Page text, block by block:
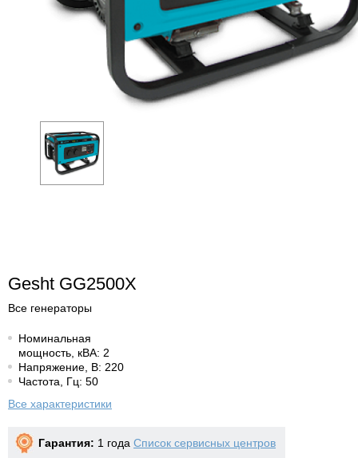
Gesht GG2500X
Все генераторы
Номинальная
мощность, кВА: 2
Напряжение, В: 220
Частота, Гц: 50
Все характеристики
Гарантия: 1 года Список сервисных центров